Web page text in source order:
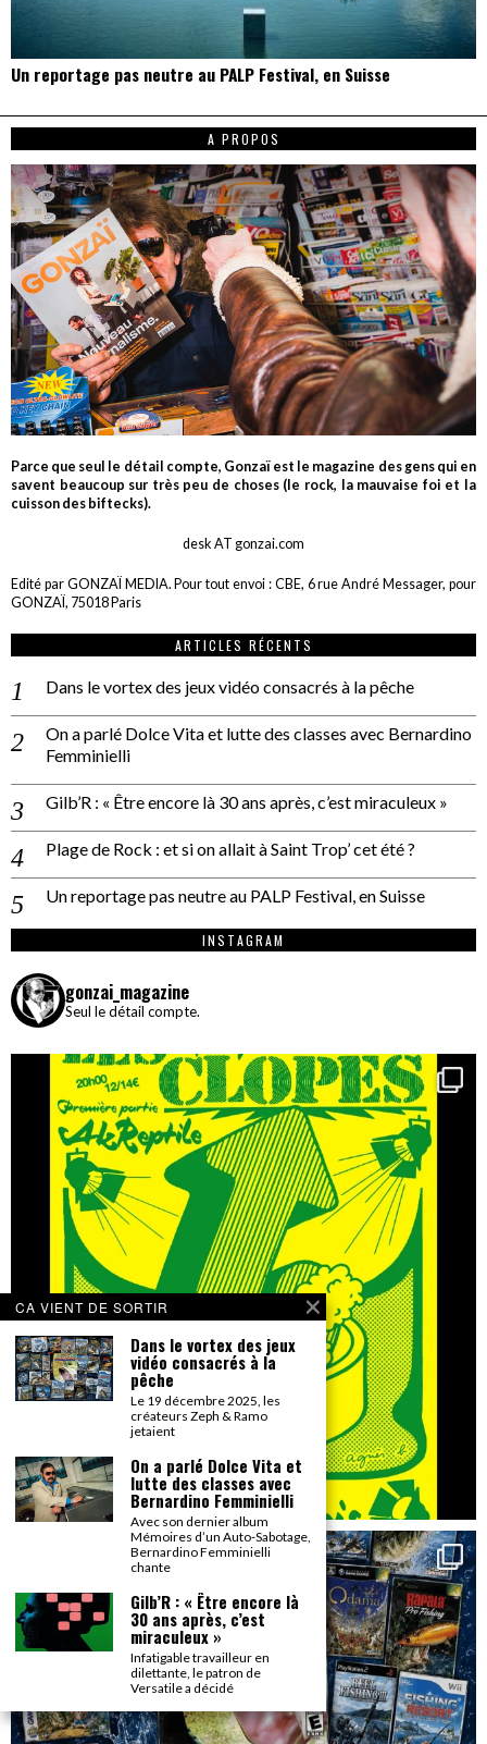
Un reportage pas neutre au PALP Festival, en Suisse
A PROPOS
Parce que seul le détail compte, Gonzaï est le magazine des gens qui en
savent beaucoup sur très peu de choses (le rock, la mauvaise foi et la
cuisson des biftecks).
desk AT gonzai.com
Edité par GONZAÏ MEDIA. Pour tout envoi : CBE, 6 rue André Messager, pour
GONZAÏ, 75018 Paris
ARTICLES RÉCENTS
Dans le vortex des jeux vidéo consacrés à la pêche
On a parlé Dolce Vita et lutte des classes avec Bernardino
Femminielli
Gilb’R : « Être encore là 30 ans après, c’est miraculeux »
Plage de Rock : et si on allait à Saint Trop’ cet été ?
Un reportage pas neutre au PALP Festival, en Suisse
INSTAGRAM
gonzai_magazine
Seul le détail compte.
CA VIENT DE SORTIR
Dans le vortex des jeux
vidéo consacrés à la
pêche
Le 19 décembre 2025, les
créateurs Zeph & Ramo
jetaient
On a parlé Dolce Vita et
lutte des classes avec
Bernardino Femminielli
Avec son dernier album
Mémoires d’un Auto-Sabotage,
Bernardino Femminielli
chante
Gilb’R : « Être encore là
30 ans après, c’est
miraculeux »
Infatigable travailleur en
dilettante, le patron de
Versatile a décidé